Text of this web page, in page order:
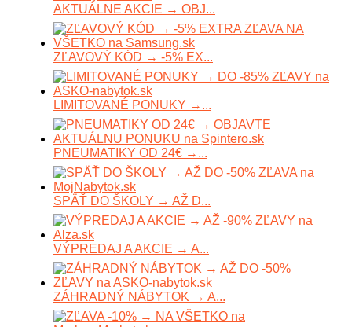
AKTUÁLNE AKCIE → OBJ...
ZĽAVOVÝ KÓD → -5% EX...
LIMITOVANÉ PONUKY →...
PNEUMATIKY OD 24€ →...
SPÄŤ DO ŠKOLY → AŽ D...
VÝPREDAJ A AKCIE → A...
ZÁHRADNÝ NÁBYTOK → A...